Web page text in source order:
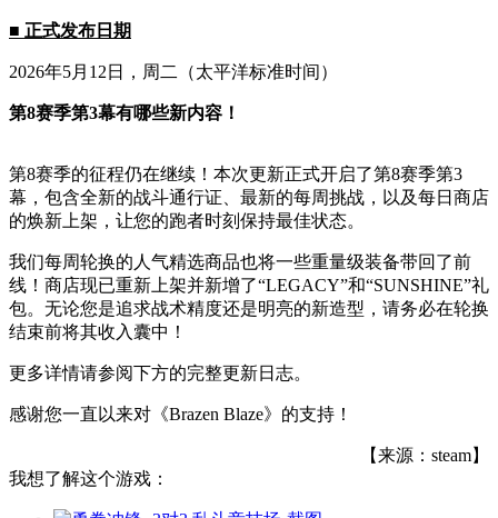
■ 正式发布日期
2026年5月12日，周二（太平洋标准时间）
第8赛季第3幕有哪些新内容！
第8赛季的征程仍在继续！本次更新正式开启了第8赛季第3
幕，包含全新的战斗通行证、最新的每周挑战，以及每日商店
的焕新上架，让您的跑者时刻保持最佳状态。
我们每周轮换的人气精选商品也将一些重量级装备带回了前
线！商店现已重新上架并新增了“LEGACY”和“SUNSHINE”礼
包。无论您是追求战术精度还是明亮的新造型，请务必在轮换
结束前将其收入囊中！
更多详情请参阅下方的完整更新日志。
感谢您一直以来对《Brazen Blaze》的支持！
【来源：steam】
我想了解这个游戏：